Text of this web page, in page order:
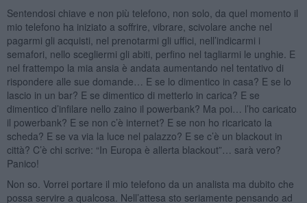
Sentendosi chiave e non più telefono, non solo, da quel momento il
mio telefono ha iniziato a soffrire, vibrare, scivolare anche nel
pagarmi gli acquisti, nel prenotarmi gli uffici, nell’indicarmi i
semafori, nello scegliermi gli abiti, perfino nel tagliarmi le unghie. E
nel frattempo la mia ansia è andata aumentando nel tentativo di
rispondere alle sue domande… E se lo dimentico in casa? E se lo
lascio in un bar? E se dimentico di metterlo in carica? E se
dimentico d’infilare nello zaino il powerbank? Ma poi… l’ho caricato
il powerbank? E se non c’è internet? E se non ho ricaricato la
scheda? E se va via la luce nel palazzo? E se c’è un blackout in
città? C’è chi scrive: “In Europa è allerta blackout”… sarà vero?
Panico!
Non so. Vorrei portare il mio telefono da un analista ma dubito che
possa servire a qualcosa. Nell’attesa sto seriamente pensando ad